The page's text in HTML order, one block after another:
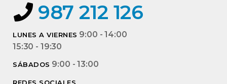
987 212 126
LUNES A VIERNES 9:00 - 14:00
15:30 - 19:30
SÁBADOS 9:00 - 13:00